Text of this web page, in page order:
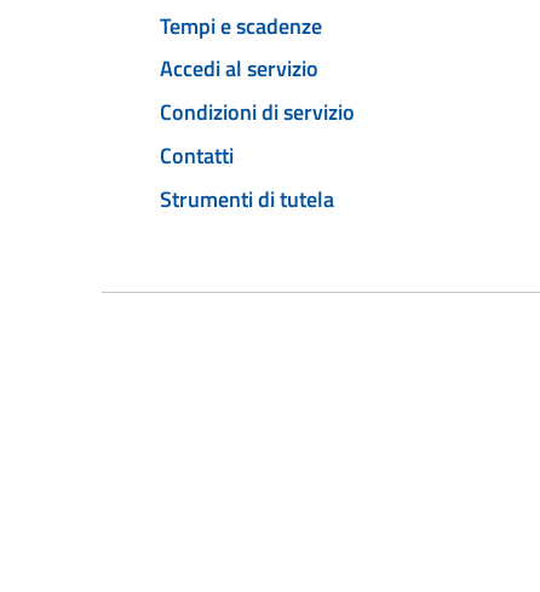
Tempi e scadenze
Accedi al servizio
Condizioni di servizio
Contatti
Strumenti di tutela